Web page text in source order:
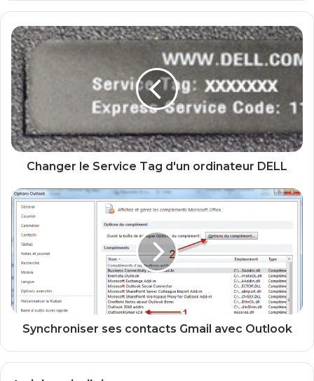
te
bo
ok
din ub
e
ra
m
C
h
a
n
g
e
r
l
e
r
i
c
e
T
a
g
d
Changer le Service Tag d'un ordinateur DELL
S
n
c
h
r
n
i
Synchroniser ses contacts Gmail avec Outlook